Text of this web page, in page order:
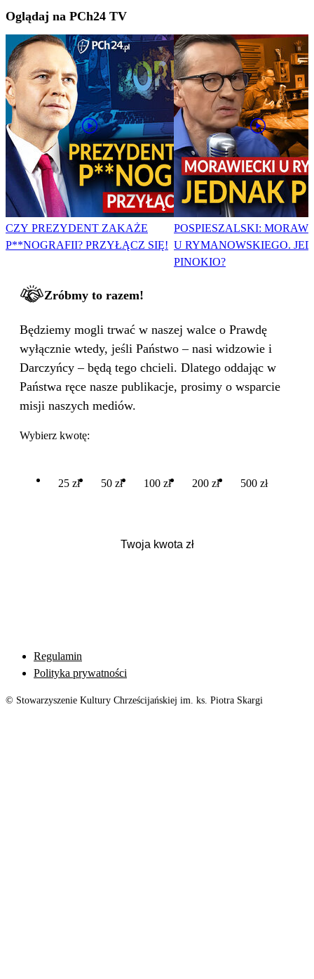
Oglądaj na PCh24 TV
CZY PREZYDENT ZAKAŻE
P**NOGRAFII? PRZYŁĄCZ SIĘ!
POSPIESZALSKI:
U RYMANOWSKIEGO.
PINOKIO?
Zróbmy to razem!
Będziemy mogli trwać w naszej walce o Prawdę
wyłącznie wtedy, jeśli Państwo – nasi widzowie i
Darczyńcy – będą tego chcieli. Dlatego oddając w
Państwa ręce nasze publikacje, prosimy o wsparcie
misji naszych mediów.
Wybierz kwotę:
25 zł 50 zł 100 zł 200 zł 500 zł
Regulamin
Polityka prywatności
© Stowarzyszenie Kultury Chrześcijańskiej im. ks. Piotra Skargi